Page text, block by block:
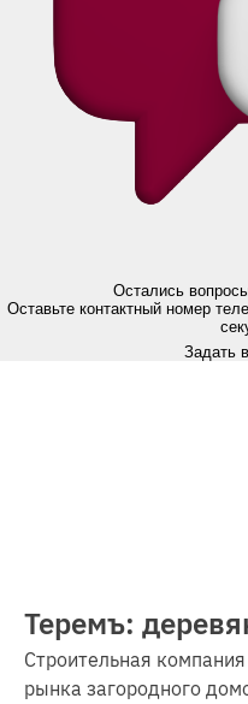
Остались
Оставьте контактный номер
Задать
Теремъ:
Строительная
рынка загородного